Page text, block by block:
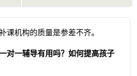
课机构的质量是参差不齐。
对一辅导有用吗？如何提高孩子